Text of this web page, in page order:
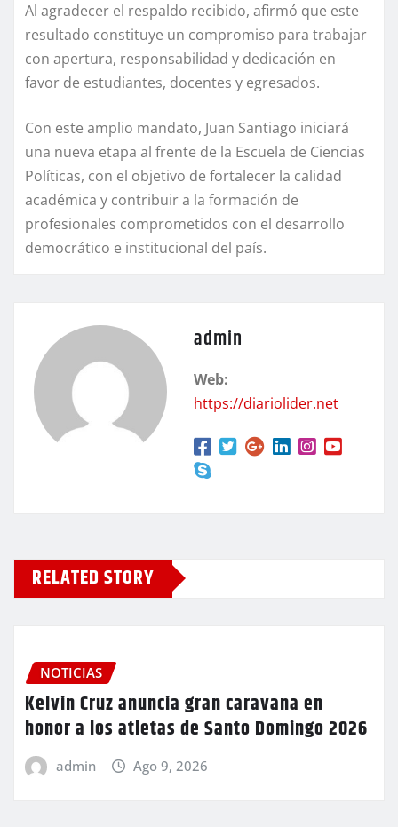
Al agradecer el respaldo recibido, afirmó que este
resultado constituye un compromiso para trabajar
con apertura, responsabilidad y dedicación en
favor de estudiantes, docentes y egresados.
Con este amplio mandato, Juan Santiago iniciará
una nueva etapa al frente de la Escuela de Ciencias
Políticas, con el objetivo de fortalecer la calidad
académica y contribuir a la formación de
profesionales comprometidos con el desarrollo
democrático e institucional del país.
admin
Web:
https://diariolider.net
RELATED STORY
NOTICIAS
Kelvin Cruz anuncia gran caravana en
honor a los atletas de Santo Domingo 2026
admin Ago 9, 2026